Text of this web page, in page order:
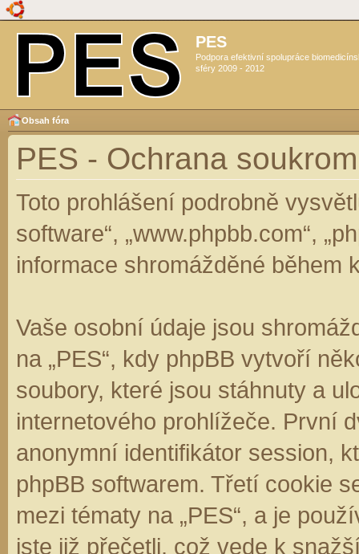
PES
Podpora efektivní spolupráce
sféry 2009 - 2012
Obsah fóra
PES - Ochrana
Toto prohlášení podrobně
software“, „www.phpbb.com“,
informace shromážděné během
Vaše osobní údaje jsou
na „PES“, kdy phpBB vytvoří
soubory, které jsou stáhnuty a
internetového prohlížeče. První
anonymní identifikátor session,
phpBB softwarem. Třetí cookie
mezi tématy na „PES“, a je
jste již přečetli, což vede k